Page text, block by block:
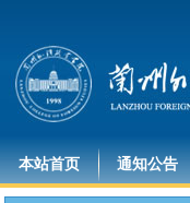
本站首页 通知公告